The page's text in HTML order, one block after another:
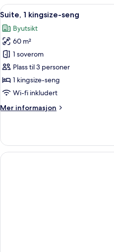
Åpne
alle
bildene
av
Suite,
1
kingsize-
seng
7
Suite, 1 kingsize-seng
Byutsikt
60 m²
1 soverom
Plass til 3 personer
1 kingsize-seng
Wi-fi inkludert
Mer informasjon
Mer
1
kingsize-
seng